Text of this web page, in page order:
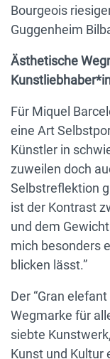
Bourgeois
Guggenheim
Ästhetische
Für Miquel
eine Art
Künstler in
zuweilen doch
Selbstreflektion
ist der Kontrast
und dem
mich besonders
blicken lässt.”
Der “Gran
Wegmarke für
siebte
Kunst und Kultur